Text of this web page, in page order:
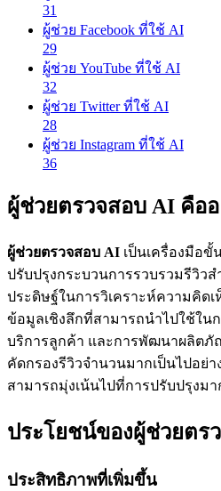
31
ผู้ช่วย Facebook ที่ใช้ AI
29
ผู้ช่วย YouTube ที่ใช้ AI
32
ผู้ช่วย Twitter ที่ใช้ AI
28
ผู้ช่วย Instagram ที่ใช้ AI
36
ผู้ช่วยตรวจสอบ AI คืออ
ผู้ช่วยตรวจสอบ AI เป็นเครื่องมือขั้
ปรับปรุงกระบวนการรวบรวมรีวิว
ประดิษฐ์ในการวิเคราะห์ความคิด
ข้อมูลเชิงลึกที่สามารถนำไปใช้ใ
บริการลูกค้า และการพัฒนาผลิตภั
คัดกรองรีวิวจำนวนมากเป็นไปอย่
สามารถมุ่งเน้นไปที่การปรับปรุงม
ประโยชน์ของผู้ช่วยตร
ประสิทธิภาพที่เพิ่มขึ้น